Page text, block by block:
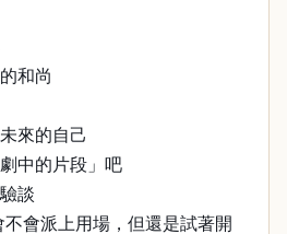
和尚
來的自己
中的片段」吧
談
不會派上用場，但還是試著開